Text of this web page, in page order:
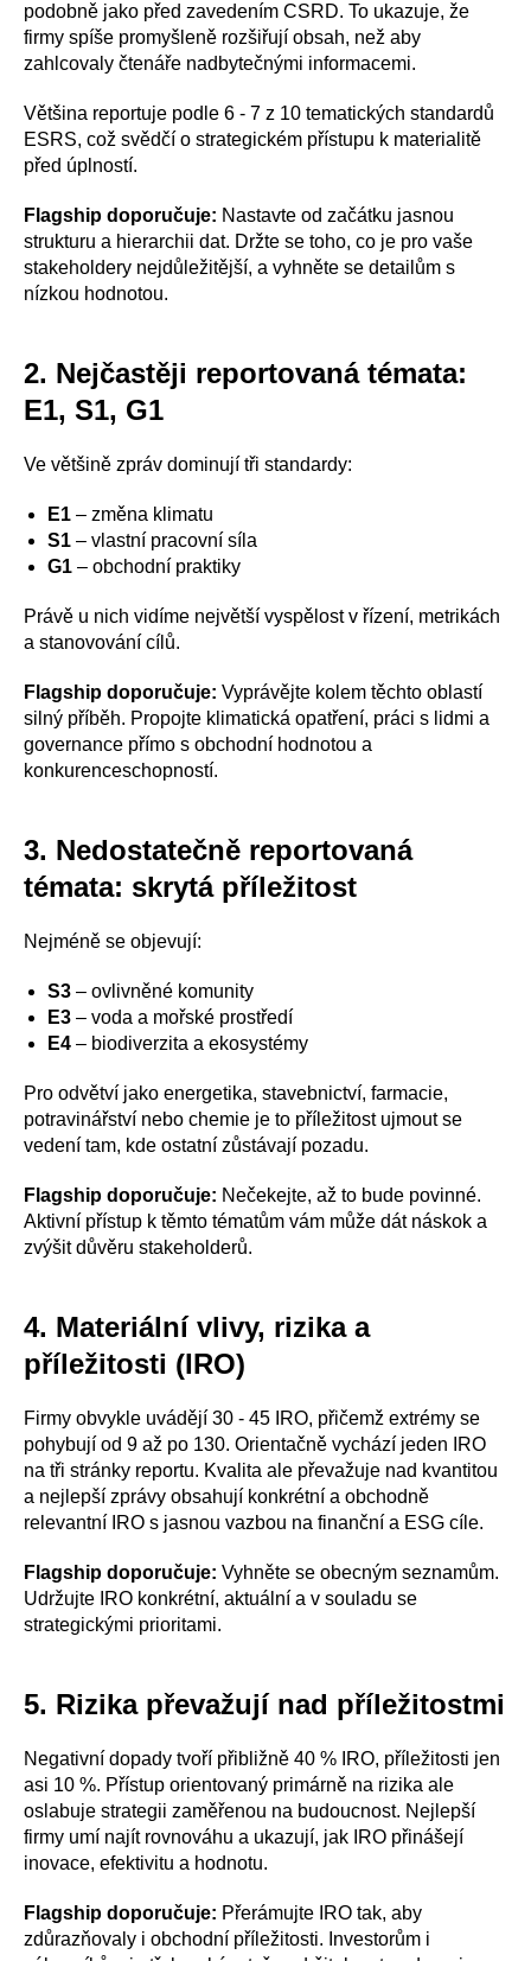
podobně jako před zavedením CSRD. To ukazuje, že
firmy spíše promyšleně rozšiřují obsah, než aby
zahlcovaly čtenáře nadbytečnými informacemi.
Většina reportuje podle 6 - 7 z 10 tematických standardů
ESRS, což svědčí o strategickém přístupu k materialitě
před úplností.
Flagship doporučuje: Nastavte od začátku jasnou
strukturu a hierarchii dat. Držte se toho, co je pro vaše
stakeholdery nejdůležitější, a vyhněte se detailům s
nízkou hodnotou.
2. Nejčastěji reportovaná témata:
E1, S1, G1
Ve většině zpráv dominují tři standardy:
E1 – změna klimatu
S1 – vlastní pracovní síla
G1 – obchodní praktiky
Právě u nich vidíme největší vyspělost v řízení, metrikách
a stanovování cílů.
Flagship doporučuje: Vyprávějte kolem těchto oblastí
silný příběh. Propojte klimatická opatření, práci s lidmi a
governance přímo s obchodní hodnotou a
konkurenceschopností.
3. Nedostatečně reportovaná
témata: skrytá příležitost
Nejméně se objevují:
S3 – ovlivněné komunity
E3 – voda a mořské prostředí
E4 – biodiverzita a ekosystémy
Pro odvětví jako energetika, stavebnictví, farmacie,
potravinářství nebo chemie je to příležitost ujmout se
vedení tam, kde ostatní zůstávají pozadu.
Flagship doporučuje: Nečekejte, až to bude povinné.
Aktivní přístup k těmto tématům vám může dát náskok a
zvýšit důvěru stakeholderů.
4. Materiální vlivy, rizika a
příležitosti (IRO)
Firmy obvykle uvádějí 30 - 45 IRO, přičemž extrémy se
pohybují od 9 až po 130. Orientačně vychází jeden IRO
na tři stránky reportu. Kvalita ale převažuje nad kvantitou
a nejlepší zprávy obsahují konkrétní a obchodně
relevantní IRO s jasnou vazbou na finanční a ESG cíle.
Flagship doporučuje: Vyhněte se obecným seznamům.
Udržujte IRO konkrétní, aktuální a v souladu se
strategickými prioritami.
5. Rizika převažují nad příležitostmi
Negativní dopady tvoří přibližně 40 % IRO, příležitosti jen
asi 10 %. Přístup orientovaný primárně na rizika ale
oslabuje strategii zaměřenou na budoucnost. Nejlepší
firmy umí najít rovnováhu a ukazují, jak IRO přinášejí
inovace, efektivitu a hodnotu.
Flagship doporučuje: Přerámujte IRO tak, aby
zdůrazňovaly i obchodní příležitosti. Investorům i